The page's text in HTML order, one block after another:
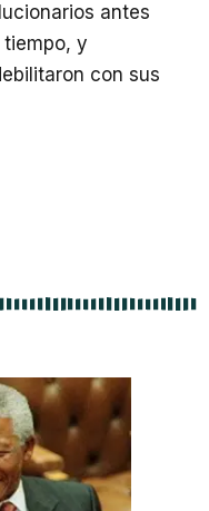
antes
tiempo, y
con sus